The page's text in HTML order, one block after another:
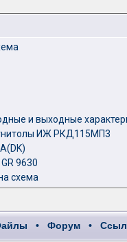
и выходные
ИЖ РКД115МП3
9630
схема
• Форум •